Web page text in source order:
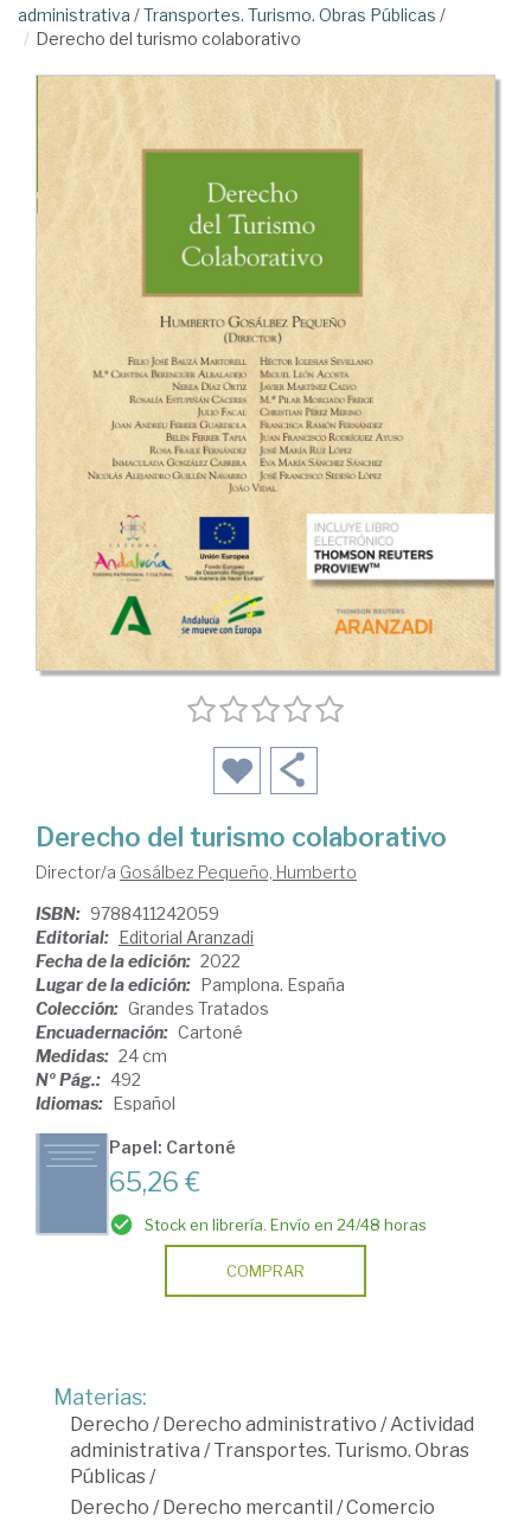
administrativa /Transportes. Turismo. Obras Públicas /
Derecho del turismo colaborativo
Derecho del turismo colaborativo
Director/a Gosálbez Pequeño, Humberto
ISBN: 9788411242059
Editorial: Editorial Aranzadi
Fecha de la edición: 2022
Lugar de la edición: Pamplona. España
Colección: Grandes Tratados
Encuadernación: Cartoné
Medidas: 24 cm
Nº Pág.: 492
Idiomas: Español
Papel: Cartoné
65,26 €
Stock en librería. Envío en 24/48 horas
COMPRAR
Materias:
Derecho / Derecho administrativo /Actividad
administrativa /Transportes. Turismo. Obras
Públicas/
Derecho / Derecho mercantil /Comercio